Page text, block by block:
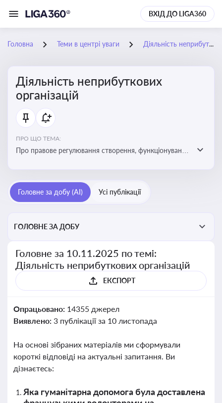
ВХІД ДО LIGA360
Головна Теми в центрі уваги Діяльність неприбуткових організацій
Діяльність неприбуткових
організацій
ПРО ЩО ТЕМА:
Про правове регулювання створення, функціонування
Головне за добу (AI) Усі публікації
ГОЛОВНЕ ЗА ДОБУ
Головне за 10.11.2025 по темі:
Діяльність неприбуткових організацій
ЕКСПОРТ
Опрацьовано: 14355 джерел
Виявлено: 3 публікації за 10 листопада
На основі зібраних матеріалів ми сформували
короткі відповіді на актуальні запитання. Ви
дізнаєтесь:
Яка гуманітарна допомога була доставлена